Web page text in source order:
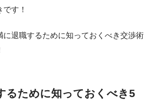
す！
に退職するために知っておくべき交渉術
るために知っておくべき5